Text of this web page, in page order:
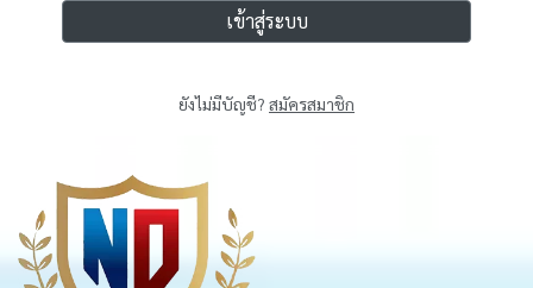
เข้าสู่ระบบ
ยังไม่มีบัญชี? สมัครสมาชิก